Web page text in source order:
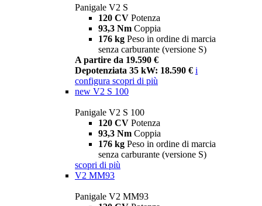
Panigale V2 S
120 CV Potenza
93,3 Nm Coppia
176 kg Peso in ordine di marcia
senza carburante (versione S)
A partire da 19.590 €
Depotenziata 35 kW: 18.590 € i
configura scopri di più
new V2 S 100
Panigale V2 S 100
120 CV Potenza
93,3 Nm Coppia
176 kg Peso in ordine di marcia
senza carburante (versione S)
scopri di più
V2 MM93
Panigale V2 MM93